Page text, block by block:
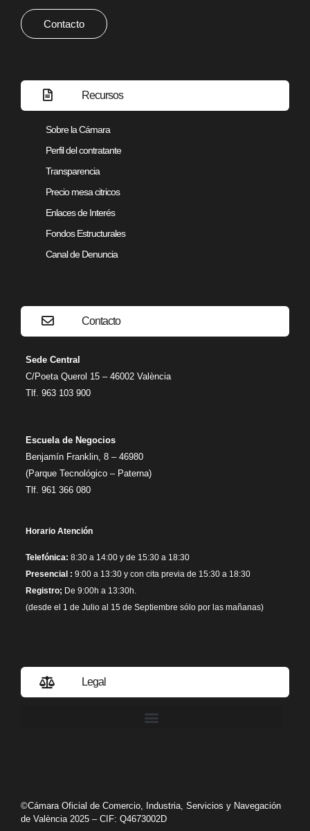
Contacto
Recursos
Sobre la Cámara
Perfil del contratante
Transparencia
Precio mesa citricos
Enlaces de Interés
Fondos Estructurales
Canal de Denuncia
Contacto
Sede Central
C/Poeta Querol 15 – 46002 València
Tlf. 963 103 900
Escuela de Negocios
Benjamín Franklin, 8 – 46980
(Parque Tecnológico – Paterna)
Tlf. 961 366 080
Horario Atención
Telefónica: 8:30 a 14:00 y de 15:30 a 18:30
Presencial : 9:00 a 13:30 y con cita previa de 15:30 a 18:30
Registro; De 9:00h a 13:30h.
(desde el 1 de Julio al 15 de Septiembre sólo por las mañanas)
Legal
©Cámara Oficial de Comercio, Industria, Servicios y Navegación
de València 2025 – CIF: Q4673002D